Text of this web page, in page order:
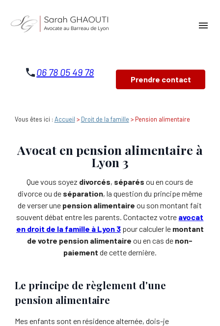
menu
06 78 05 49 78
Prendre contact
Vous êtes ici : Accueil > Droit de la famille > Pension alimentaire
Avocat en pension alimentaire à
Lyon 3
Que vous soyez divorcés, séparés ou en cours de
divorce ou de séparation, la question du principe même
de verser une pension alimentaire ou son montant fait
souvent débat entre les parents. Contactez votre avocat
en droit de la famille à Lyon 3pour calculer le montant
de votre pension alimentaire ou en cas de non-
paiement de cette dernière.
Le principe de règlement d'une
pension alimentaire
Mes enfants sont en résidence alternée, dois-je